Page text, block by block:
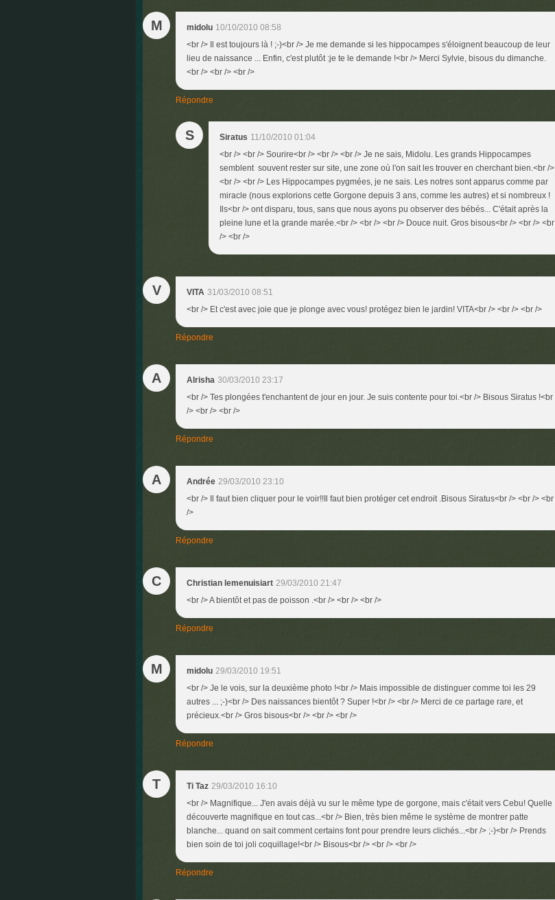
M midolu 10/10/2010 08:58
<br /> Il est toujours là ! ;-)<br /> Je me demande si les hippocampes s'éloignent beaucoup de leur
lieu de naissance ... Enfin, c'est plutôt :je te le demande !<br /> Merci Sylvie, bisous du dimanche.
<br /> <br /> <br />
Répondre
S Siratus 11/10/2010 01:04
<br /> <br /> Sourire<br /> <br /> <br /> Je ne sais, Midolu. Les grands Hippocampes
semblent souvent rester sur site, une zone où l'on sait les trouver en cherchant bien.<br />
<br /> <br /> Les Hippocampes pygmées, je ne sais. Les notres sont apparus comme par
miracle (nous explorions cette Gorgone depuis 3 ans, comme les autres) et si nombreux !
Ils<br /> ont disparu, tous, sans que nous ayons pu observer des bébés... C'était après la
pleine lune et la grande marée.<br /> <br /> <br /> Douce nuit. Gros bisous<br /> <br /> <br
/> <br />
V VITA 31/03/2010 08:51
<br /> Et c'est avec joie que je plonge avec vous! protégez bien le jardin! VITA<br /> <br /> <br />
Répondre
A Alrisha 30/03/2010 23:17
<br /> Tes plongées t'enchantent de jour en jour. Je suis contente pour toi.<br /> Bisous Siratus !<br
/> <br /> <br />
Répondre
A Andrée 29/03/2010 23:10
<br /> Il faut bien cliquer pour le voir!!Il faut bien protéger cet endroit .Bisous Siratus<br /> <br /> <br
/>
Répondre
C Christian lemenuisiart 29/03/2010 21:47
<br /> A bientôt et pas de poisson .<br /> <br /> <br />
Répondre
M midolu 29/03/2010 19:51
<br /> Je le vois, sur la deuxième photo !<br /> Mais impossible de distinguer comme toi les 29
autres ... ;-)<br /> Des naissances bientôt ? Super !<br /> <br /> Merci de ce partage rare, et
précieux.<br /> Gros bisous<br /> <br /> <br />
Répondre
T Ti Taz 29/03/2010 16:10
<br /> Magnifique... J'en avais déjà vu sur le même type de gorgone, mais c'était vers Cebu! Quelle
découverte magnifique en tout cas...<br /> Bien, très bien même le système de montrer patte
blanche... quand on sait comment certains font pour prendre leurs clichés...<br /> ;-)<br /> Prends
bien soin de toi joli coquillage!<br /> Bisous<br /> <br /> <br />
Répondre